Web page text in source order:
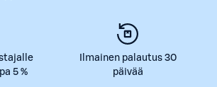
5 %
Ilmainen palautus 30
päivää